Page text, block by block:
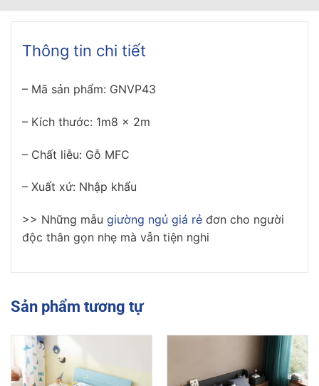
Thông tin chi tiết
– Mã sản phẩm: GNVP43
– Kích thước: 1m8 x 2m
– Chất liễu: Gỗ MFC
– Xuất xứ: Nhập khẩu
>> Những mẫu giường ngủ giá rẻ đơn cho người
độc thân gọn nhẹ mà vẫn tiện nghi
Sản phẩm tương tự